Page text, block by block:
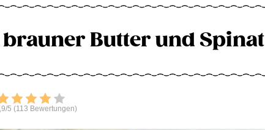
Butter und Spinat
Bewerten
5 (113 Bewertungen)